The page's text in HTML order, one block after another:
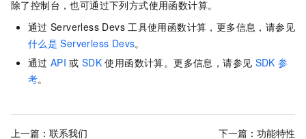
除了控制台，也可通过下列方式使用函数计算。
通过 Serverless Devs 工具使用函数计算，更多信息，请参见
什么是 Serverless Devs。
通过 API 或 SDK 使用函数计算。更多信息，请参见 SDK 参
考。
上一篇： 联系我们 下一篇： 功能特性